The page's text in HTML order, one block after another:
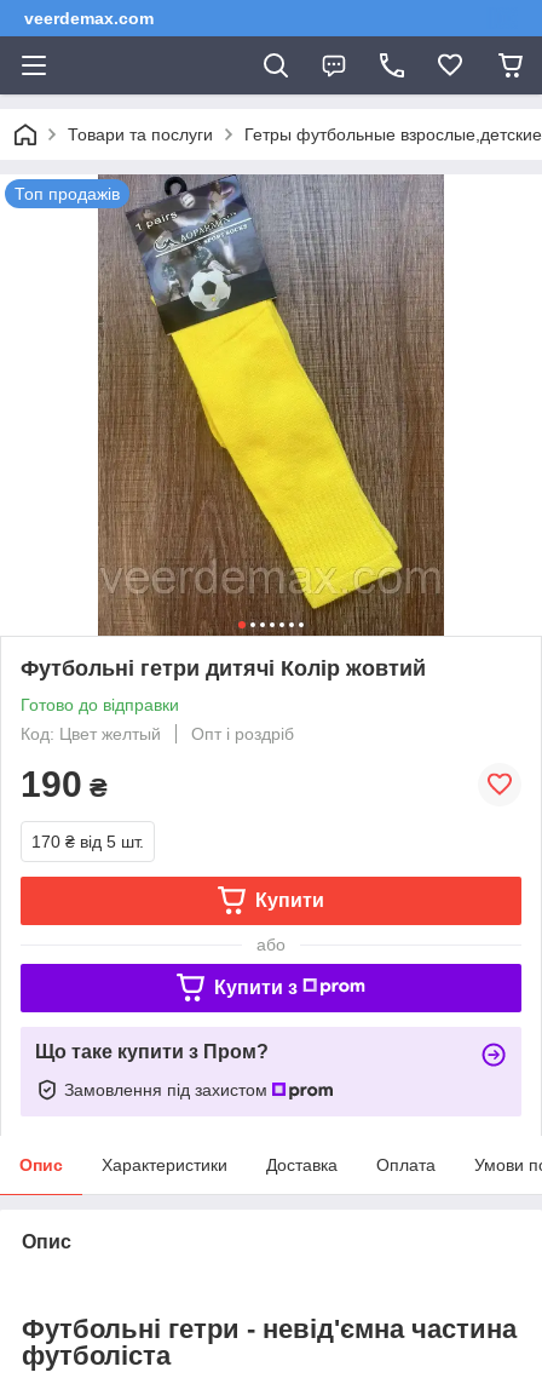
veerdemax.com
Товари та послуги Гетры футбольные взрослые,детские
Топ продажів
Футбольні гетри дитячі Колір жовтий
Готово до відправки
Код: Цвет желтый
Опт і роздріб
190 ₴
170 ₴ від 5 шт.
Купити
або
Купити з
Що таке купити з Пром?
Замовлення під захистом
Опис Характеристики Доставка Оплата Умови
Опис
Футбольні гетри - невід'ємна частина
футболіста